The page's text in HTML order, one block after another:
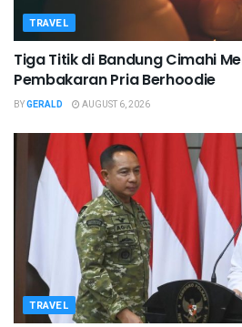
TRAVEL
Tiga Titik di Bandung Cimahi
Pembakaran Pria Berhoodie
BYGERALD AUGUST 6, 2026
TRAVEL